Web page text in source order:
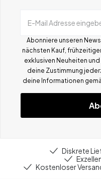
E-Mail Adresse
Abonniere unseren
nächsten Kauf,
exklusiven Neuheiten
deine Zustimmung
deine Informationen gemä
Diskrete
Kostenloser